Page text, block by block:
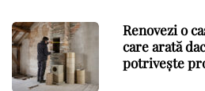
Renovezi o
care arată
potrivește